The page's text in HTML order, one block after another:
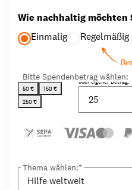
Wie nachhaltig möchten
Einmalig
Regelmäßig
Bitte Spendenbetrag wählen:
50 €
150 €
250 €
oder eigener Betrag:
Thema wählen:*